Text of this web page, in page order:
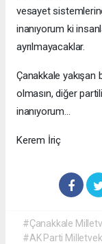
vesayet
inanıyorum ki
ayrılmayacaklar.
Çanakkale yakışan
olmasın, diğer
inanıyorum…
Kerem İriç
#Çanakkale
#AK Parti